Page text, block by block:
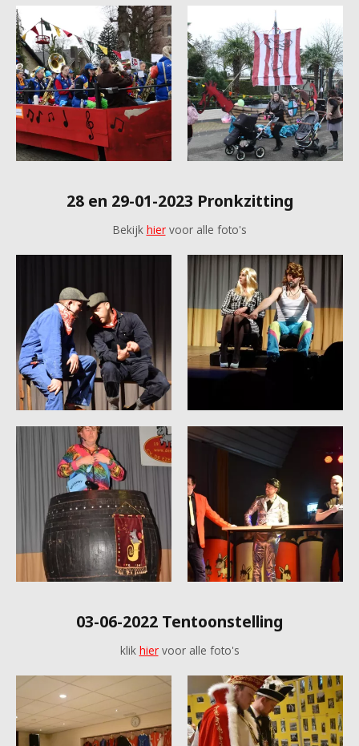
28 en 29-01-2023 Pronkzitting
Bekijk hiervoor alle foto's
03-06-2022 Tentoonstelling
klik hiervoor alle foto's